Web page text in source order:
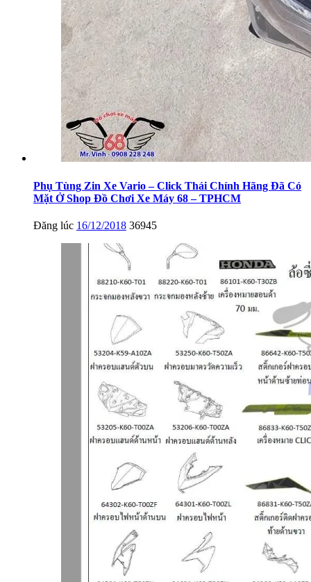
Phụ Tùng Zin Xe Vario – Click Thái Chính Hãng Đã Có
Mặt Ở Shop Đồ Chơi Xe Máy 68 – TPHCM
Đăng lúc 16/12/2018 36945